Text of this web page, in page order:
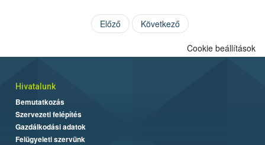
Előző Következő
Cookie beállítások
Hivatalunk
Bemutatkozás
Szervezeti felépítés
Gazdálkodási adatok
Felügyeleti szervünk